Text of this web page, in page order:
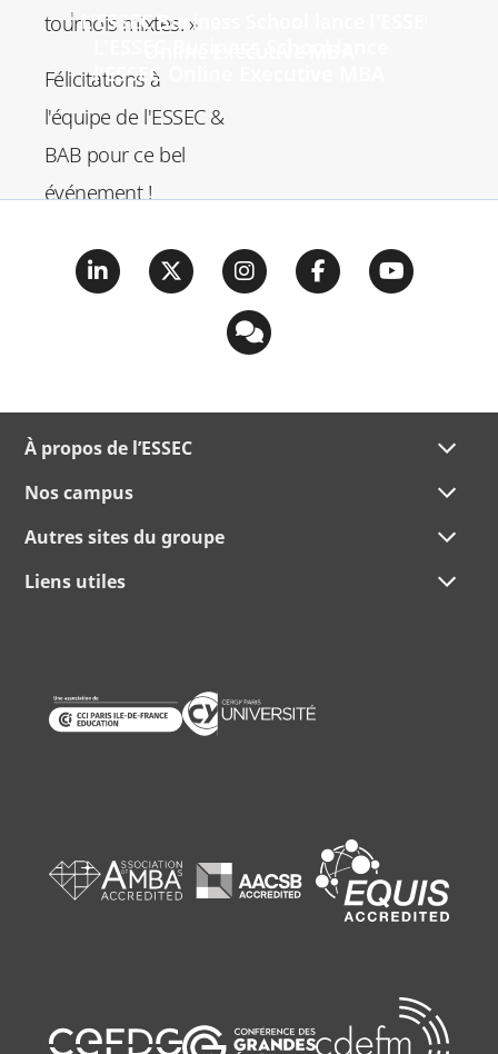
tournois mixtes. »
Félicitations à
l'équipe de l'ESSEC &
BAB pour ce bel
événement !
l'ESSEC Online Executive MBA
À propos de l’ESSEC
Nos campus
Autres sites du groupe
Liens utiles